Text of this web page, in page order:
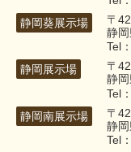
静岡葵展示場
〒
静
Tel
静岡展示場
〒
静
Tel
静岡南展示場
〒
静
Tel